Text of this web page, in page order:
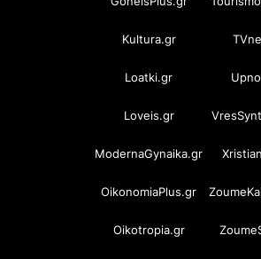
Kultura.gr
Loatki.gr
Loveis.gr
ModernaGynaika.gr
OikonomiaPlus.gr
Oikotropia.gr